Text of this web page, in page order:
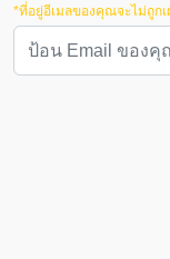
*ที่อยู่อีเมลของคุณจะไม่ถูก